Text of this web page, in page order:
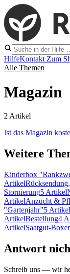
HilfeKontakt Zum
Alle Themen
Magazin
2 Artikel
Ist das Magazin
Weitere
Kinderbox
Artikel
Stornierung5 Artikel
ArtikelAnzucht &
"Gartenjahr"5 Artikel
ArtikelBestellung4
ArtikelSaatgut-
Antwort
Schreib uns — wir